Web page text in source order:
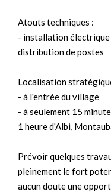
Atouts techniques :
- installation électrique
distribution de postes
Localisation
- à l'entrée du village
- à seulement 15
1 heure d'Albi,
Prévoir quelques
pleinement le fort
aucun doute une